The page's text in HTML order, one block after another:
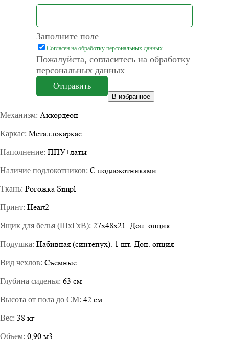
Заполните поле
Согласен на обработку персональных данных
Пожалуйста, согласитесь на обработку
персональных данных
В избранное
Механизм: Аккордеон
Каркас: Металлокаркас
Наполнение: ППУ+латы
Наличие подлокотников: С подлокотниками
Ткань: Рогожка Simpl
Принт: Heart2
Ящик для белья (ШхГхВ): 27х48х21. Доп. опция
Подушка: Набивная (синтепух). 1 шт. Доп. опция
Вид чехлов: Съемные
Глубина сиденья: 63 см
Высота от пола до СМ: 42 см
Вес: 38 кг
Объем: 0,90 м3